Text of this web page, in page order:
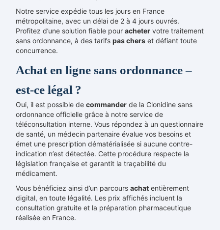
Notre service expédie tous les jours en France
métropolitaine, avec un délai de 2 à 4 jours ouvrés.
Profitez d’une solution fiable pour acheter votre traitement
sans ordonnance, à des tarifs pas chers et défiant toute
concurrence.
Achat en ligne sans ordonnance –
est-ce légal ?
Oui, il est possible de commander de la Clonidine sans
ordonnance officielle grâce à notre service de
téléconsultation interne. Vous répondez à un questionnaire
de santé, un médecin partenaire évalue vos besoins et
émet une prescription dématérialisée si aucune contre-
indication n’est détectée. Cette procédure respecte la
législation française et garantit la traçabilité du
médicament.
Vous bénéficiez ainsi d’un parcours achat entièrement
digital, en toute légalité. Les prix affichés incluent la
consultation gratuite et la préparation pharmaceutique
réalisée en France.